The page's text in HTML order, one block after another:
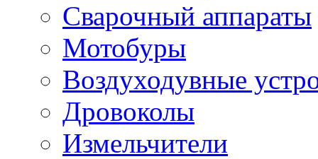
Сварочный аппараты
Мотобуры
Воздуходувные
Дровоколы
Измельчители